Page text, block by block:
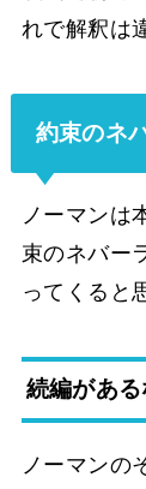
れで解釈は
約束のネ
ノーマンは
束のネバー
ってくると
続編があ
ノーマンの